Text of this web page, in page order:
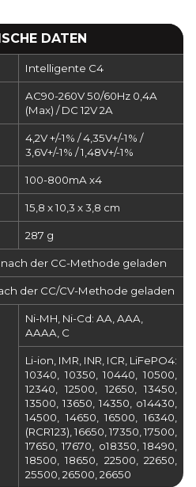
DATEN
Intelligente C4
AC90-260V 50/60Hz 0,4A
(Max) / DC 12V 2A
4,2V +/-1% / 4,35V+/-1% /
3,6V+/-1% / 1,48V+/-1%
100-800mA x4
15,8 x 10,3 x 3,8 cm
287 g
der CC-Methode geladen
der CC/CV-Methode geladen
Ni-MH, Ni-Cd: AA, AAA,
AAAA, C
Li-ion, IMR, INR, ICR, LiFePO4:
10340, 10350, 10440, 10500,
12340, 12500, 12650, 13450,
13500, 13650, 14350, o14430,
14500, 14650, 16500, 16340,
(RCR123), 16650, 17350, 17500,
17650, 17670, o18350, 18490,
18500, 18650, 22500, 22650,
25500, 26500, 26650